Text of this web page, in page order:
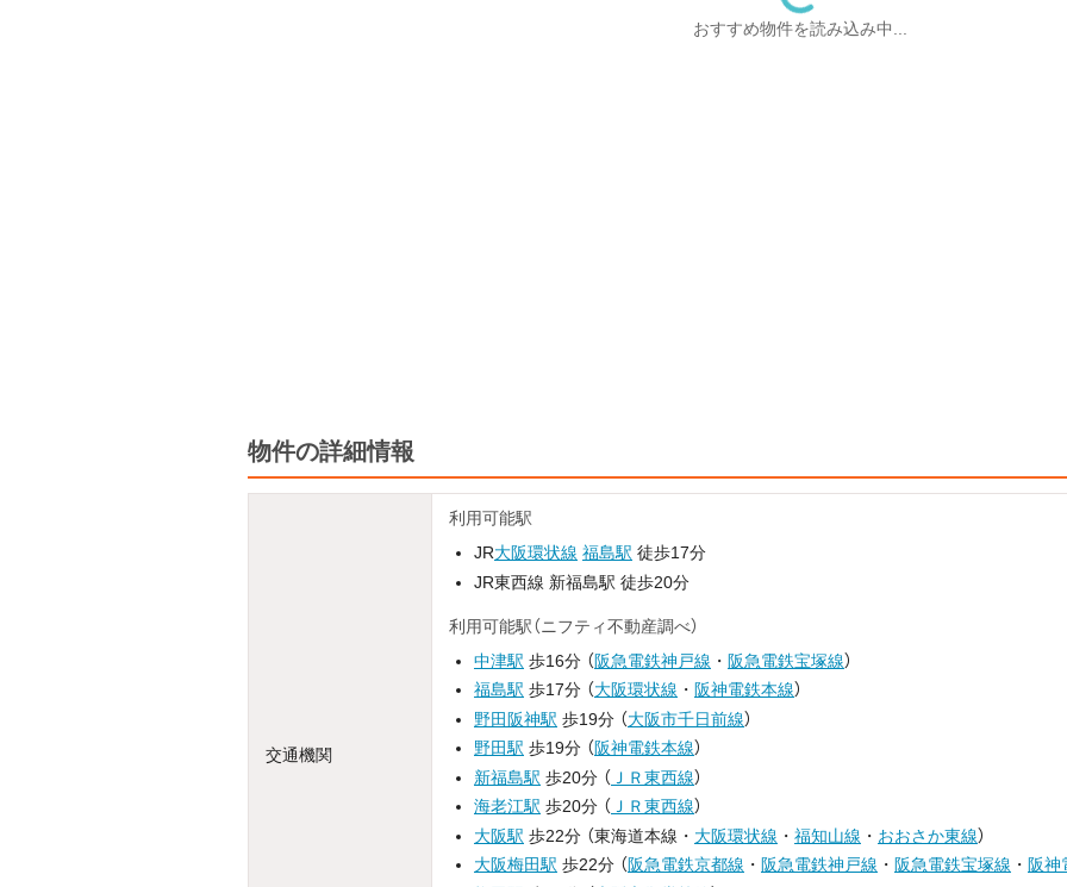
おすすめ物件を読み込み中...
物件の詳細情報
交通機関
利用可能駅
JR大阪環状線 福島駅 徒歩17分
JR東西線 新福島駅 徒歩20分
利用可能駅（ニフティ不動産調べ）
中津駅 歩16分 （阪急電鉄神戸線 ・ 阪急電鉄宝塚線）
福島駅 歩17分 （大阪環状線 ・ 阪神電鉄本線）
野田阪神駅 歩19分 （大阪市千日前線）
野田駅 歩19分 （阪神電鉄本線）
新福島駅 歩20分 （ ＪＲ東西線）
海老江駅 歩20分 （ ＪＲ東西線）
大阪駅 歩22分 （東海道本線 ・ 大阪環状線 ・ 福知山線 ・ おおさか東線）
大阪梅田駅 歩22分 （阪急電鉄京都線 ・ 阪急電鉄神戸線 ・ 阪急電鉄宝塚線 ・ 阪神